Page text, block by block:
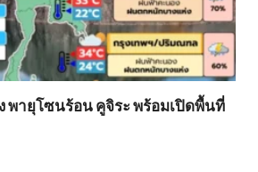
พายุโซนร้อน คูจิระ พร้อมเปิดพื้นที่